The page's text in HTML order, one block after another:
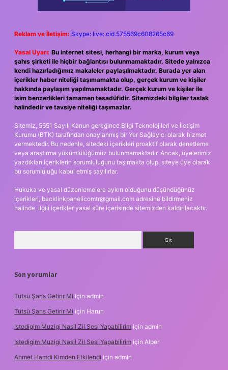
Reklam ve İletişim: Skype: live:.cid.575569c608265c69
Yasal Uyarı: Bu internet sitesi, herhangi bir marka, kurum veya
şahıs şirketi ile hiçbir bağlantısı bulunmamaktadır. Sitede yalnızca
kendi hazırladığımız makaleler paylaşılmaktadır. Burada yer alan
içerikler haber niteliği taşımamakta olup, gerçek kurum ve kişiler
hakkında paylaşım yapılmamaktadır. Gerçek kurum ve kişiler ile
isim benzerlikleri tamamen tesadüfidir. Sitemizdeki bilgiler taslak
halindedir ve tavsiye niteliği taşımazlar.
Sitemiz, 5651 Sayılı Kanun gereğince Bilgi Teknolojileri ve İletişim
Kurumu (BTK) tarafından onaylanmış bir Yer Sağlayıcı olarak hizmet
vermektedir. Bu nedenle, sitedeki içerikleri proaktif olarak denetleme
veya araştırma yükümlülüğümüz bulunmamaktadır. Ancak, üyelerimiz
yazdıkları içeriklerin sorumluluğunu taşımakta olup, siteye üye olarak
bu sorumluluğu kabul etmiş sayılırlar.
Hukuka ve yasal düzenlemelere aykırı olduğunu düşündüğünüz
içerikleri, backlinkpanelicomtr@gmail.com adresine bildirmeniz
halinde, ilgili içerikler yasal süre içerisinde sitemizden kaldırılacaktır.
Son yorumlar
Tütsü Şans Getirir Mi için admin
Tütsü Şans Getirir Mi için Harun
Istedigim Muzigi Nasil Zil Sesi Yapabilirim için admin
Istedigim Muzigi Nasil Zil Sesi Yapabilirim için Alper
Ahmet Hamdi Kimden Etkilendi için admin